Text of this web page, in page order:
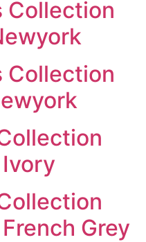
Collection
Collection
Grey